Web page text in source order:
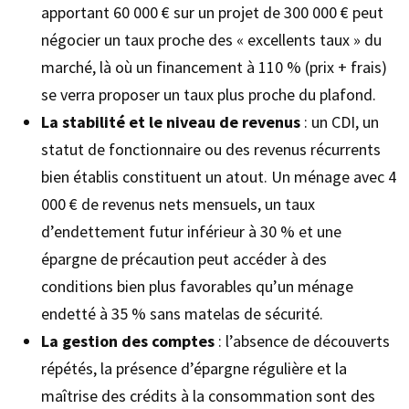
apportant 60 000 € sur un projet de 300 000 € peut
négocier un taux proche des « excellents taux » du
marché, là où un financement à 110 % (prix + frais)
se verra proposer un taux plus proche du plafond.
La stabilité et le niveau de revenus: un CDI, un
statut de fonctionnaire ou des revenus récurrents
bien établis constituent un atout. Un ménage avec 4
000 € de revenus nets mensuels, un taux
d’endettement futur inférieur à 30 % et une
épargne de précaution peut accéder à des
conditions bien plus favorables qu’un ménage
endetté à 35 % sans matelas de sécurité.
La gestion des comptes: l’absence de découverts
répétés, la présence d’épargne régulière et la
maîtrise des crédits à la consommation sont des